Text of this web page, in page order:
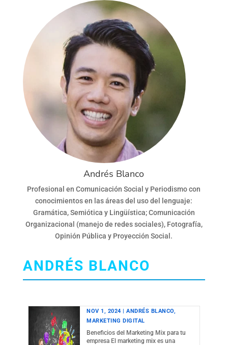
Andrés Blanco
Profesional en Comunicación Social y Periodismo con
conocimientos en las áreas del uso del lenguaje:
Gramática, Semiótica y Lingüística; Comunicación
Organizacional (manejo de redes sociales), Fotografía,
Opinión Pública y Proyección Social.
ANDRÉS BLANCO
NOV 1, 2024 |ANDRÉS BLANCO,
MARKETING DIGITAL
Beneficios del Marketing Mix para tu
empresa El marketing mix es una